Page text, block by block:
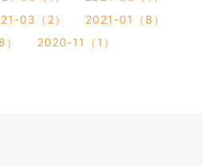
03（2）
2021-01（8）
2020-11（1）